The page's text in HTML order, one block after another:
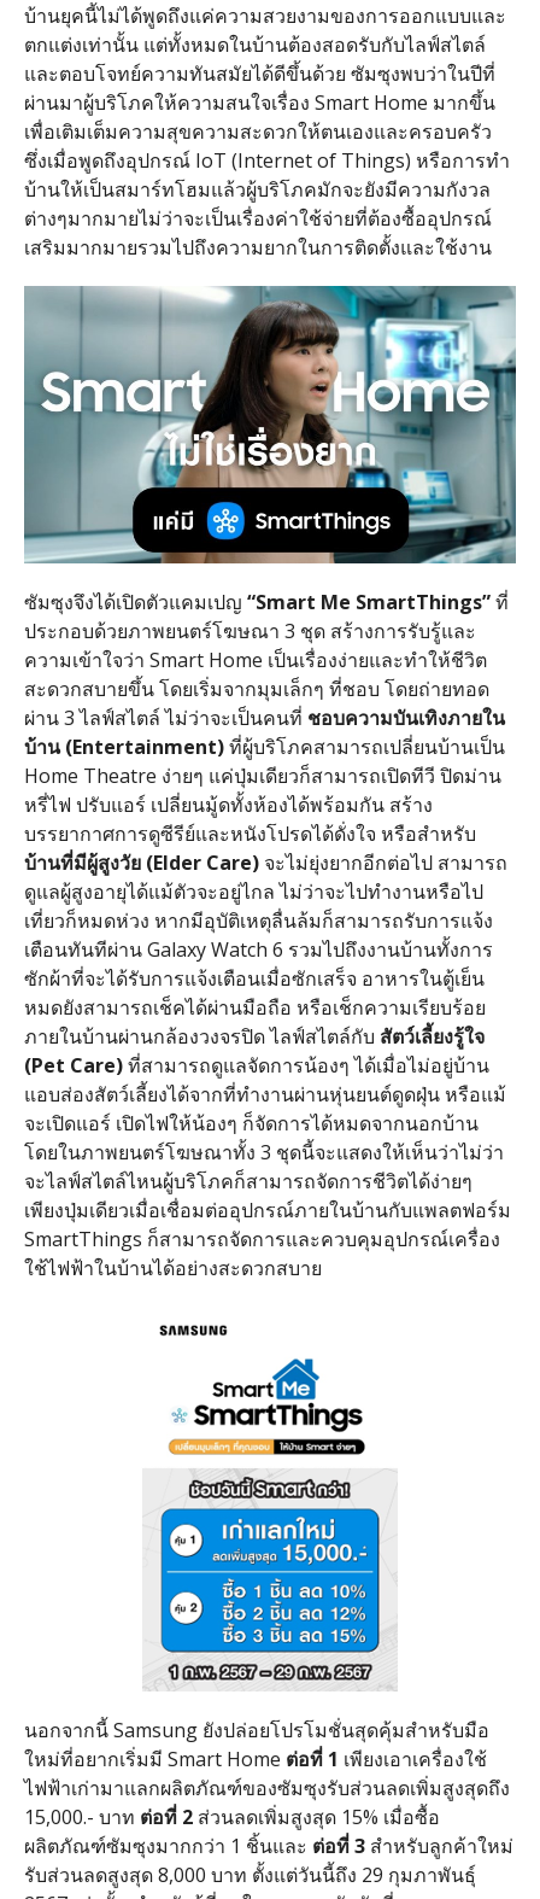
บ้านยุคนี้ไม่ได้พูดถึงแค่ความสวยงามของการออกแบบและ
ตกแต่งเท่านั้น แต่ทั้งหมดในบ้านต้องสอดรับกับไลฟ์สไตล์
และตอบโจทย์ความทันสมัยได้ดีขึ้นด้วย ซัมซุงพบว่าในปีที่
ผ่านมาผู้บริโภคให้ความสนใจเรื่อง Smart Home มากขึ้น
เพื่อเติมเต็มความสุขความสะดวกให้ตนเองและครอบครัว
ซึ่งเมื่อพูดถึงอุปกรณ์IoT (Internet of Things) หรือการทำ
บ้านให้เป็นสมาร์ทโฮมแล้วผู้บริโภคมักจะยังมีความกังวล
ต่างๆมากมายไม่ว่าจะเป็นเรื่องค่าใช้จ่ายที่ต้องซื้ออุปกรณ์
เสริมมากมายรวมไปถึงความยากในการติดตั้งและใช้งาน
ซัมซุงจึงได้เปิดตัวแคมเปญ “Smart Me SmartThings”ที่
ประกอบด้วยภาพยนตร์โฆษณา 3 ชุด สร้างการรับรู้และ
ความเข้าใจว่า Smart Home เป็นเรื่องง่ายและทำให้ชีวิต
สะดวกสบายขึ้น โดยเริ่มจากมุมเล็กๆ ที่ชอบ โดยถ่ายทอด
ผ่าน3ไลฟ์สไตล์ ไม่ว่าจะเป็นคนที่ ชอบความบันเทิงภายใน
บ้าน(Entertainment)ที่ผู้บริโภคสามารถเปลี่ยนบ้านเป็น
Home Theatre ง่ายๆ แค่ปุ่มเดียวก็สามารถเปิดทีวี ปิดม่าน
หรี่ไฟ ปรับแอร์ เปลี่ยนมู้ดทั้งห้องได้พร้อมกัน สร้าง
บรรยากาศการดูซีรีย์และหนังโปรดได้ดั่งใจ หรือสำหรับ
บ้านที่มีผู้สูงวัย(Elder Care) จะไม่ยุ่งยากอีกต่อไป สามารถ
ดูแลผู้สูงอายุได้แม้ตัวจะอยู่ไกล ไม่ว่าจะไปทำงานหรือไป
เที่ยวก็หมดห่วง หากมีอุบัติเหตุลื่นล้มก็สามารถรับการแจ้ง
เตือนทันทีผ่านGalaxy Watch 6 รวมไปถึงงานบ้านทั้งการ
ซักผ้าที่จะได้รับการแจ้งเตือนเมื่อซักเสร็จ อาหารในตู้เย็น
หมดยังสามารถเช็คได้ผ่านมือถือ หรือเช็กความเรียบร้อย
ภายในบ้านผ่านกล้องวงจรปิด ไลฟ์สไตล์กับ สัตว์เลี้ยงรู้ใจ
(Pet Care)ที่สามารถดูแลจัดการน้องๆ ได้เมื่อไม่อยู่บ้าน
แอบส่องสัตว์เลี้ยงได้จากที่ทำงานผ่านหุ่นยนต์ดูดฝุ่น หรือแม้
จะเปิดแอร์ เปิดไฟให้น้องๆ ก็จัดการได้หมดจากนอกบ้าน
โดยในภาพยนตร์โฆษณาทั้ง 3 ชุดนี้จะแสดงให้เห็นว่าไม่ว่า
จะไลฟ์สไตล์ไหนผู้บริโภคก็สามารถจัดการชีวิตได้ง่ายๆ
เพียงปุ่มเดียวเมื่อเชื่อมต่ออุปกรณ์ภายในบ้านกับแพลตฟอร์ม
SmartThings ก็สามารถจัดการและควบคุมอุปกรณ์เครื่อง
ใช้ไฟฟ้าในบ้านได้อย่างสะดวกสบาย
นอกจากนี้ Samsung ยังปล่อยโปรโมชั่นสุดคุ้มสำหรับมือ
ใหม่ที่อยากเริ่มมี Smart Home ต่อที่1 เพียงเอาเครื่องใช้
ไฟฟ้าเก่ามาแลกผลิตภัณฑ์ของซัมซุงรับส่วนลดเพิ่มสูงสุดถึง
15,000.- บาท ต่อที่2 ส่วนลดเพิ่มสูงสุด15% เมื่อซื้อ
ผลิตภัณฑ์ซัมซุงมากกว่า 1 ชิ้นและ ต่อที่3 สำหรับลูกค้าใหม่
รับส่วนลดสูงสุด8,000 บาท ตั้งแต่วันนี้ถึง 29 กุมภาพันธุ์